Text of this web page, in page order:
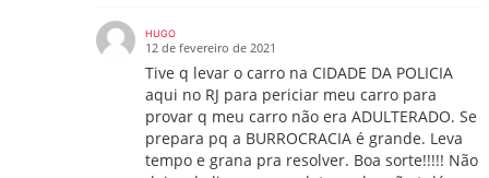
HUGO
12 de fevereiro de 2021
Tive q levar o carro na CIDADE DA POLICIA
aqui no RJ para periciar meu carro para
provar q meu carro não era ADULTERADO. Se
prepara pq a BURROCRACIA é grande. Leva
tempo e grana pra resolver. Boa sorte!!!!! Não